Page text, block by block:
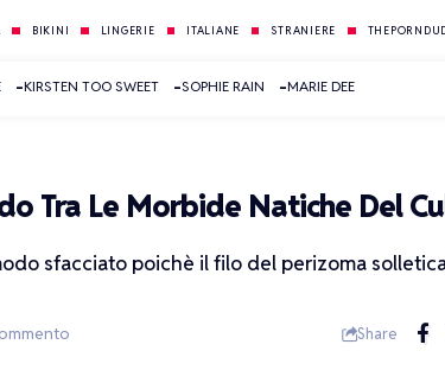
BIKINI LINGERIE ITALIANE STRANIERE
KIRSTEN TOO SWEET SOPHIE RAIN MARIE DEE
Tra Le Morbide Natiche Del
sfacciato poichè il filo del perizoma
Share